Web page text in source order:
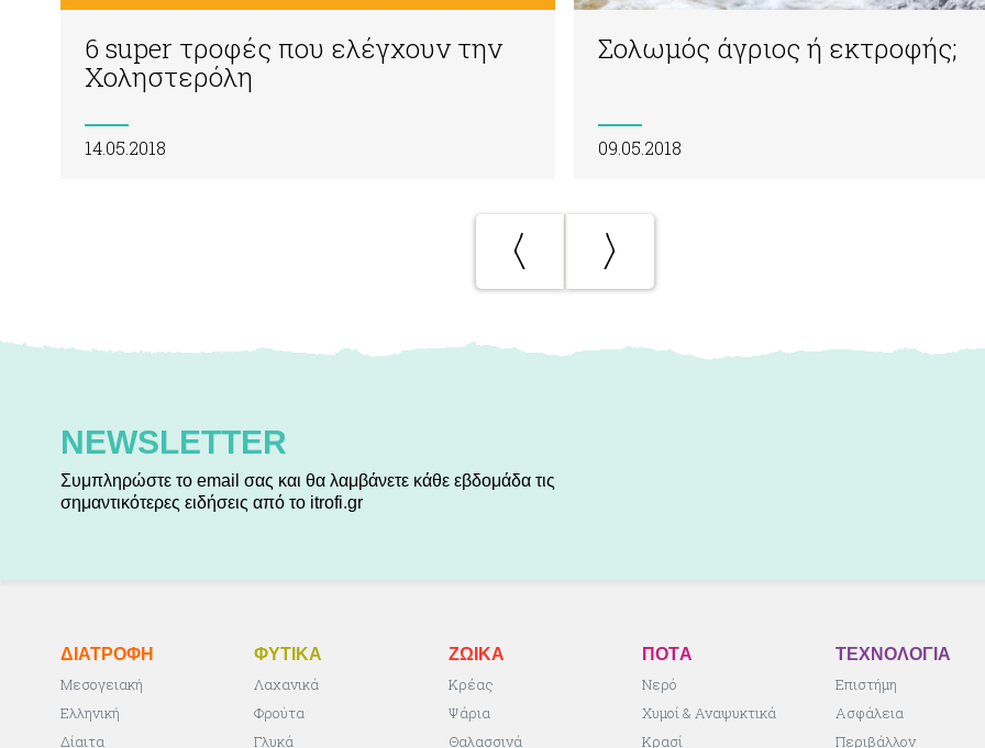
6 super τροφές που ελέγχουν την
Χοληστερόλη
14.05.2018
Σολωμός άγριος ή εκτροφής;
09.05.2018
NEWSLETTER
Συμπληρώστε το email σας και θα λαμβάνετε κάθε εβδομάδα τις
σημαντικότερες ειδήσεις από το itrofi.gr
ΔΙΑΤΡΟΦΗ
Μεσογειακή
Ελληνική
Δίαιτα
ΦΥΤΙΚA
Λαχανικά
Φρούτα
Γλυκά
ΖΩΙΚA
Κρέας
Ψάρια
Θαλασσινά
ΠΟΤA
Νερό
Χυμοί & Αναψυκτικά
Κρασί
ΤΕΧΝΟΛΟΓΙΑ
Επιστήμη
Ασφάλεια
Περιβάλλον